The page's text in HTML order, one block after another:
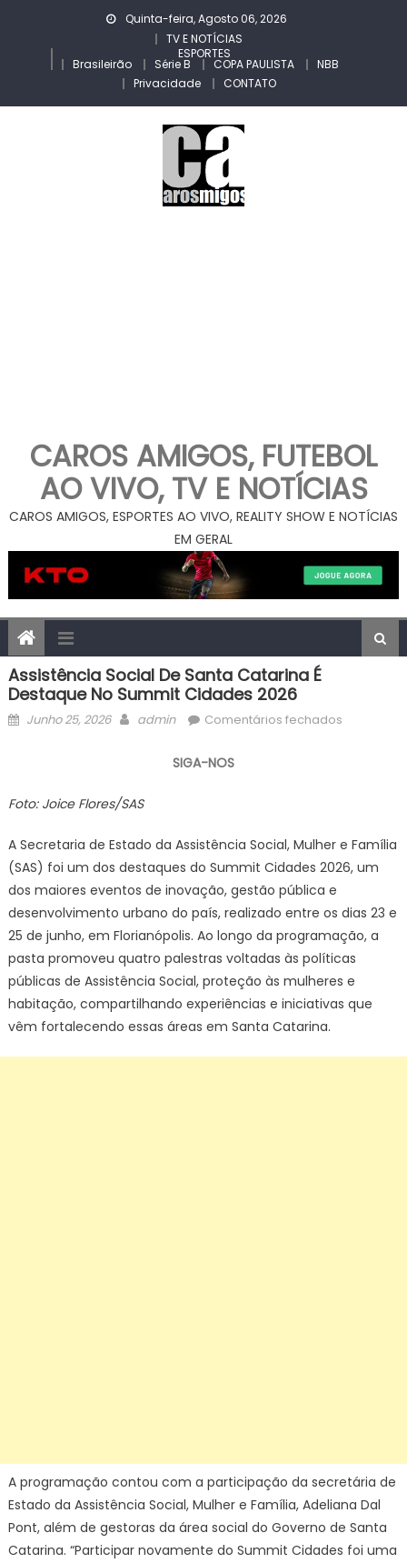
Quinta-feira, Agosto 06, 2026
TV E NOTÍCIAS
ESPORTES
Brasileirão Série B COPA PAULISTA
NBB
Privacidade
CONTATO
CAROS AMIGOS, FUTEBOL
AO VIVO, TV E NOTÍCIAS
CAROS AMIGOS, ESPORTES AO VIVO, REALITY SHOW E NOTÍCIAS
EM GERAL
Assistência Social De Santa Catarina É
Destaque No Summit Cidades 2026
Posted
Junho 25, 2026 Author
admin Comentários fechadosem
é
destaque
Summit
Cidades
2026
SIGA-NOS
Foto: Joice Flores/SAS
A Secretaria de Estado da Assistência Social, Mulher e Família
(SAS) foi um dos destaques do Summit Cidades 2026, um
dos maiores eventos de inovação, gestão pública e
desenvolvimento urbano do país, realizado entre os dias 23 e
25 de junho, em Florianópolis. Ao longo da programação, a
pasta promoveu quatro palestras voltadas às políticas
públicas de Assistência Social, proteção às mulheres e
habitação, compartilhando experiências e iniciativas que
vêm fortalecendo essas áreas em Santa Catarina.
A programação contou com a participação da secretária de
Estado da Assistência Social, Mulher e Família, Adeliana Dal
Pont, além de gestoras da área social do Governo de Santa
Catarina. “Participar novamente do Summit Cidades foi uma